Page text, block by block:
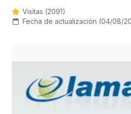
Visitas (2091)
Fecha de actualización (04/08/